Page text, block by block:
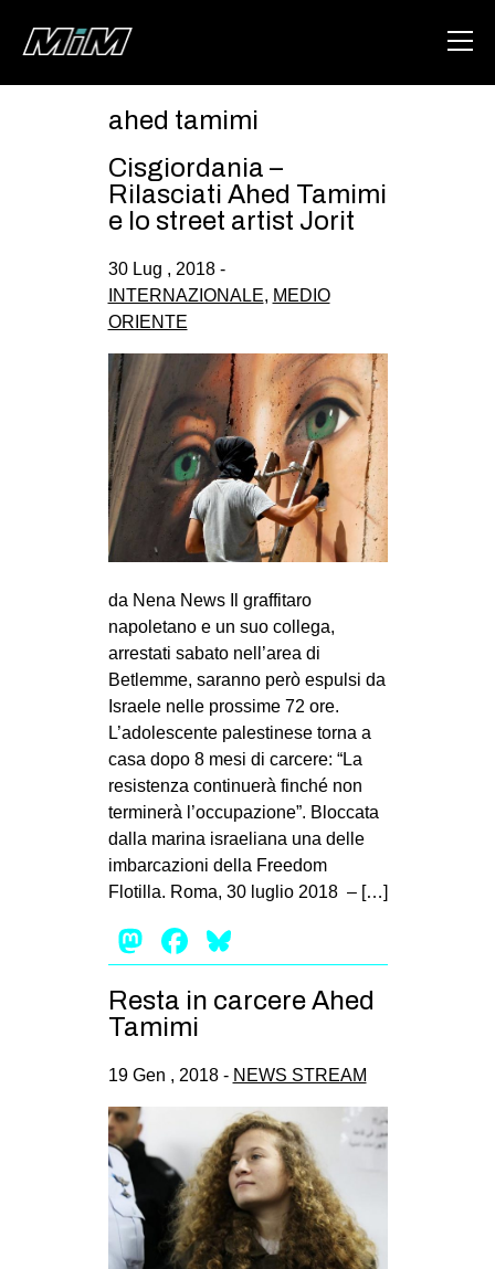
ABOUT
DEGENERAZIONE
GAZA FREESTYLE
CSOA LAMBRETTA
MSM
STUDENTI TSUNAMI
ZAM
MILANO
MOBILITAZIONI
SPORT POPOLARE
MOVIMENTI
AMBIENTE
ANTIFASCISMO
DIRITTO ALL’ABITARE
GENERI
PRECARIATO
REPRESSIONE
STUDENTI
CULTURE
CINEMA
MANIFESTI
MUSICA
RECENSIONI
INTERNAZIONALE
ahed tamimi
Cisgiordania –
Rilasciati Ahed Tamimi
e lo street artist Jorit
30 Lug , 2018 -
INTERNAZIONALE, MEDIO
ORIENTE
da Nena News Il graffitaro
napoletano e un suo collega,
arrestati sabato nell’area di
Betlemme, saranno però espulsi da
Israele nelle prossime 72 ore.
L’adolescente palestinese torna a
casa dopo 8 mesi di carcere: “La
resistenza continuerà finché non
terminerà l’occupazione”. Bloccata
dalla marina israeliana una delle
imbarcazioni della Freedom
Flotilla. Roma, 30 luglio 2018 – […]
Mastodon
Facebook
Resta in carcere Ahed
Tamimi
19 Gen , 2018 - NEWS STREAM